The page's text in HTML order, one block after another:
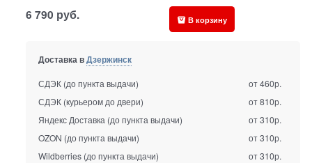
6 790 руб. В корзину
Доставка вДзержинск
СДЭК (до пункта выдачи)
от 460р.
СДЭК (курьером до двери)
от 810р.
Яндекс Доставка (до пункта выдачи)
от 310р.
OZON (до пункта выдачи)
от 310р.
Wildberries (до пункта выдачи)
от 310р.